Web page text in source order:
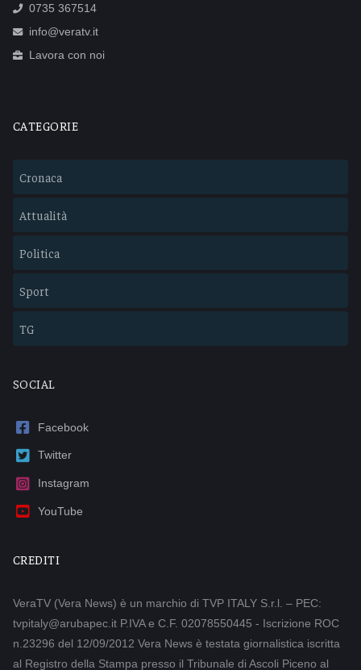
0735 367514
info@veratv.it
Lavora con noi
CATEGORIE
Cronaca
Attualità
Politica
Sport
TG
SOCIAL
Facebook
Twitter
Instagram
YouTube
CREDITI
VeraTV (Vera News) è un marchio di TVP ITALY S.r.l. – PEC:
tvpitaly@arubapec.it P.IVA e C.F. 02078550445 - Iscrizione ROC
n.23296 del 12/09/2012 Vera News è testata giornalistica iscritta
al Registro della Stampa presso il Tribunale di Ascoli Piceno al